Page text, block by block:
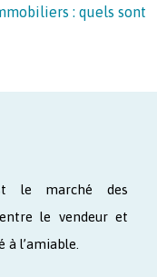
: quels sont
le marché des
le vendeur et
l’amiable.